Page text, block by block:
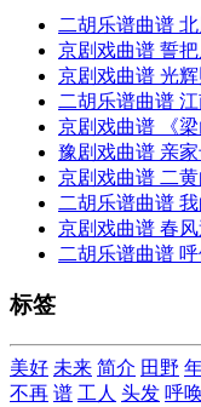
二胡乐谱曲谱
京剧戏曲谱 誓
京剧戏曲谱 光
二胡乐谱曲谱
京剧戏曲谱 《
豫剧戏曲谱 亲
京剧戏曲谱 二
二胡乐谱曲谱
京剧戏曲谱 春
二胡乐谱曲谱
标签
美好 未来 简介 田野
不再 谱 工人 头发 呼